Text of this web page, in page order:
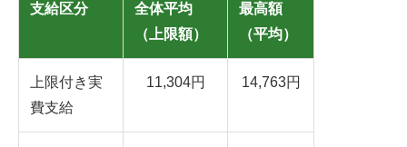
支給区分
全体平均
（上限額）
最高額
（平均）
上限付き実
費支給
11,304円 14,763円